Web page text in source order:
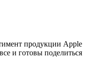
продукции Apple
и готовы поделиться